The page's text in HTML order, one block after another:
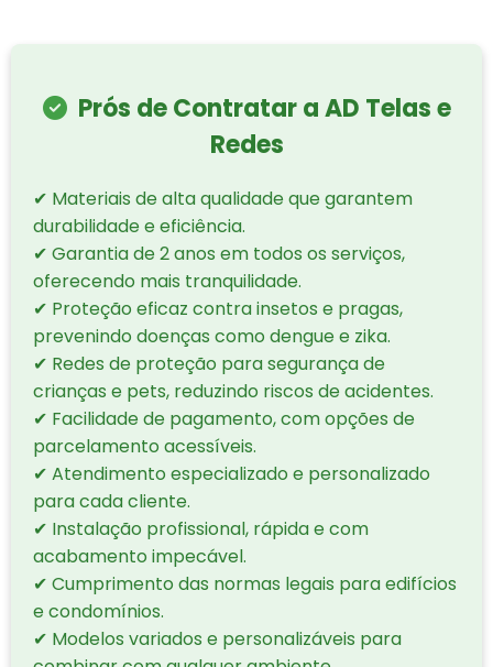
Prós de Contratar a AD Telas e
Redes
✔ Materiais de alta qualidade que garantem
durabilidade e eficiência.
✔ Garantia de 2 anos em todos os serviços,
oferecendo mais tranquilidade.
✔ Proteção eficaz contra insetos e pragas,
prevenindo doenças como dengue e zika.
✔ Redes de proteção para segurança de
crianças e pets, reduzindo riscos de acidentes.
✔ Facilidade de pagamento, com opções de
parcelamento acessíveis.
✔ Atendimento especializado e personalizado
para cada cliente.
✔ Instalação profissional, rápida e com
acabamento impecável.
✔ Cumprimento das normas legais para edifícios
e condomínios.
✔ Modelos variados e personalizáveis para